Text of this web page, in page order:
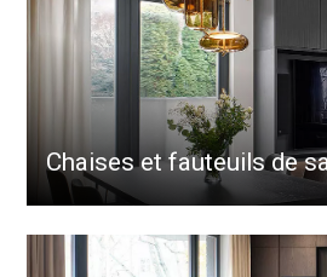
Chaises et fauteuils de